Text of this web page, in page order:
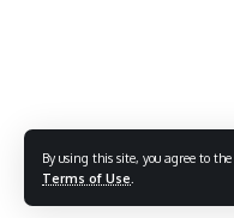
By using this site, you agree to the
Terms of Use